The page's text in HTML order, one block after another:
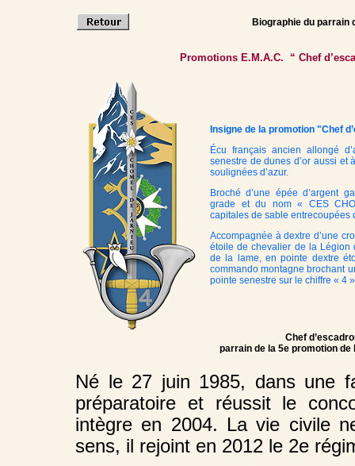
Biographie du parrain
Promotions E.M.A.C. “ Chef
Insigne de la promotion "Chef
Écu français ancien allongé
senestre de dunes d’or aussi et
soulignées d’azur.
Broché d’une épée d’argent
grade et du nom « CES
capitales de sable entrecoupées
Accompagnée à dextre d’une
étoile de chevalier de la Légion
de la lame, en pointe dextre
commando montagne brochant
pointe senestre sur le chiffre « 4
Chef
parrain de la 5e promotion de
Né le 27 juin 1985, dans une
préparatoire et réussit le
intègre en 2004. La vie civile
sens, il rejoint en 2012 le 2e